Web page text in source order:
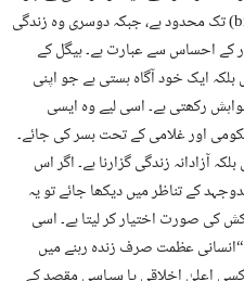
محض حیاتیاتی بقا (biological survival) تک محدود ہے، جبکہ دوسری وہ زندگی
کے احساس سے عبارت ہے۔ ہیگل کے
ایک خود آگاہ ہستی ہے جو اپنی
رکھتی ہے۔ اسی لیے وہ ایسی
اور غلامی کے تحت بسر کی جائے۔
آزادانہ زندگی گزارنا ہے۔ اگر اس
کے تناظر میں دیکھا جائے تو یہ
کی صورت اختیار کر لیتا ہے۔ اسی
عظمت صرف زندہ رہنے میں